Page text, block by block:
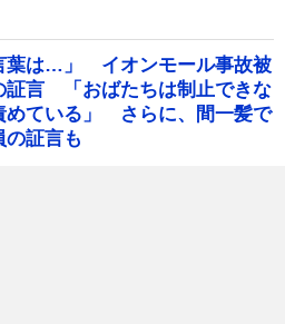
葉は…」 イオンモール事故被
証言 「おばたちは制止できな
めている」 さらに、間一髪で
の証言も